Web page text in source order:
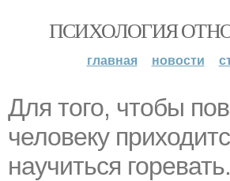
ПСИХОЛОГИЯ
главная новости
Для того, чтобы
человеку
научиться горевать.